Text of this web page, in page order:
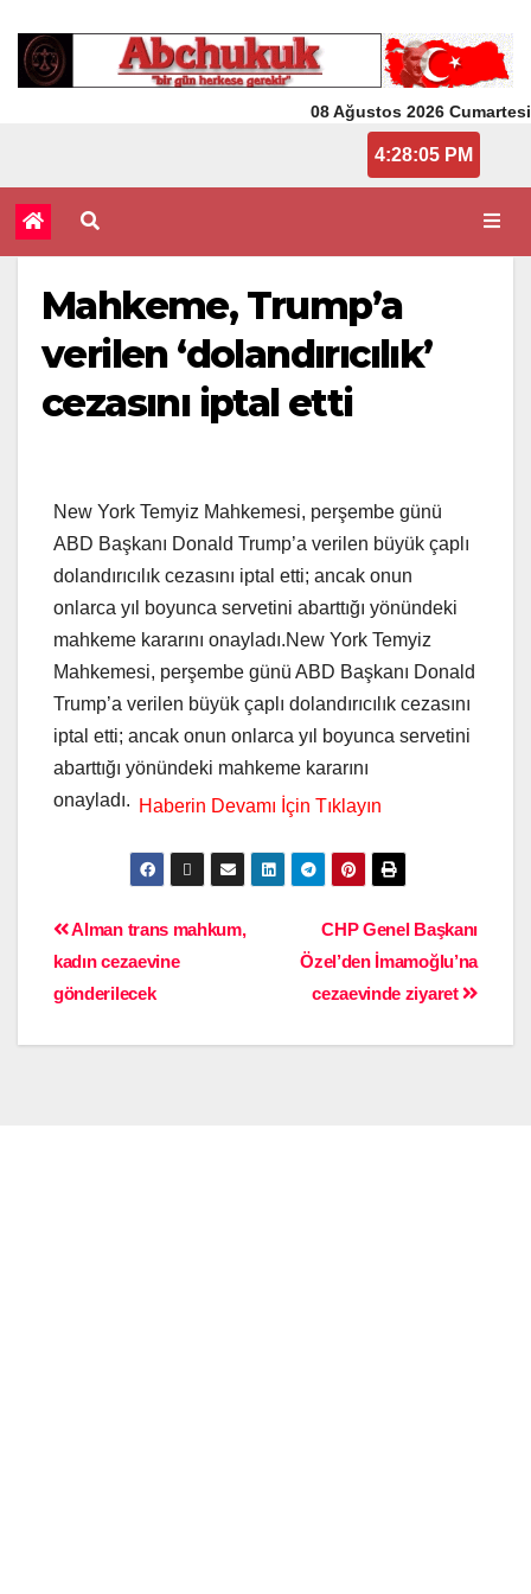
08 Ağustos 2026 Cumartesi
4:28:05 PM
Mahkeme, Trump’a
verilen ‘dolandırıcılık’
cezasını iptal etti
New York Temyiz Mahkemesi, perşembe günü
ABD Başkanı Donald Trump’a verilen büyük çaplı
dolandırıcılık cezasını iptal etti; ancak onun
onlarca yıl boyunca servetini abarttığı yönündeki
mahkeme kararını onayladı.New York Temyiz
Mahkemesi, perşembe günü ABD Başkanı Donald
Trump’a verilen büyük çaplı dolandırıcılık cezasını
iptal etti; ancak onun onlarca yıl boyunca servetini
abarttığı yönündeki mahkeme kararını
onayladı.
CHP Genel Başkanı
Özel’den İmamoğlu’na
cezaevinde ziyaret
Alman trans mahkum,
kadın cezaevine
gönderilecek